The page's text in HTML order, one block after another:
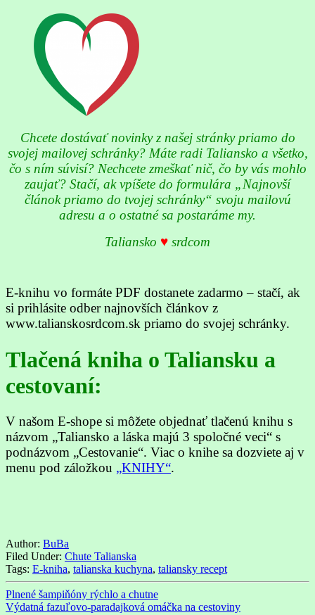
Chcete dostávať novinky z našej stránky priamo do
svojej mailovej schránky? Máte radi Taliansko a všetko,
čo s ním súvisí? Nechcete zmeškať nič, čo by vás mohlo
zaujať? Stačí, ak vpíšete do formulára „Najnovší
článok priamo do tvojej schránky“ svoju mailovú
adresu a o ostatné sa postaráme my.
Taliansko ♥ srdcom
E-knihu vo formáte PDF dostanete zadarmo – stačí, ak
si prihlásite odber najnovších článkov z
www.talianskosrdcom.sk priamo do svojej schránky.
Tlačená kniha o Taliansku a
cestovaní:
V našom E-shope si môžete objednať tlačenú knihu s
názvom „Taliansko a láska majú 3 spoločné veci“ s
podnázvom „Cestovanie“. Viac o knihe sa dozviete aj v
menu pod záložkou „KNIHY“.
Author: BuBa
Filed Under: Chute Talianska
Tags: E-kniha, talianska kuchyna, taliansky recept
Plnené šampiňóny rýchlo a chutne
Výdatná fazuľovo-paradajková omáčka na cestoviny